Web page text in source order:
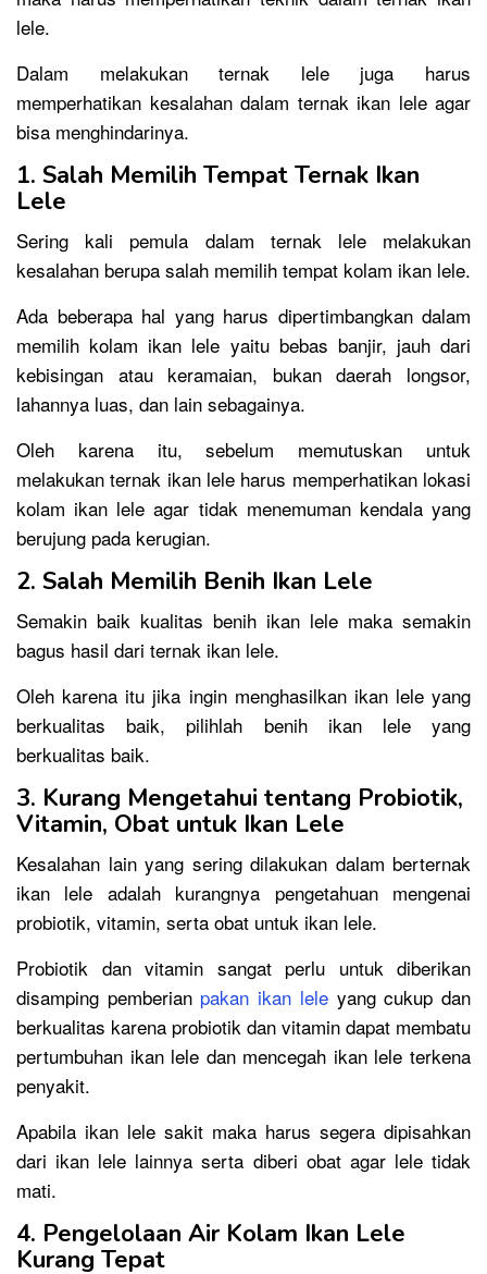
lele.
Dalam melakukan ternak lele juga harus
memperhatikan kesalahan dalam ternak ikan lele agar
bisa menghindarinya.
1. Salah Memilih Tempat Ternak Ikan
Lele
Sering kali pemula dalam ternak lele melakukan
kesalahan berupa salah memilih tempat kolam ikan lele.
Ada beberapa hal yang harus dipertimbangkan dalam
memilih kolam ikan lele yaitu bebas banjir, jauh dari
kebisingan atau keramaian, bukan daerah longsor,
lahannya luas, dan lain sebagainya.
Oleh karena itu, sebelum memutuskan untuk
melakukan ternak ikan lele harus memperhatikan lokasi
kolam ikan lele agar tidak menemuman kendala yang
berujung pada kerugian.
2. Salah Memilih Benih Ikan Lele
Semakin baik kualitas benih ikan lele maka semakin
bagus hasil dari ternak ikan lele.
Oleh karena itu jika ingin menghasilkan ikan lele yang
berkualitas baik, pilihlah benih ikan lele yang
berkualitas baik.
3. Kurang Mengetahui tentang Probiotik,
Vitamin, Obat untuk Ikan Lele
Kesalahan lain yang sering dilakukan dalam berternak
ikan lele adalah kurangnya pengetahuan mengenai
probiotik, vitamin, serta obat untuk ikan lele.
Probiotik dan vitamin sangat perlu untuk diberikan
disamping pemberian pakan ikan leleyang cukup dan
berkualitas karena probiotik dan vitamin dapat membatu
pertumbuhan ikan lele dan mencegah ikan lele terkena
penyakit.
Apabila ikan lele sakit maka harus segera dipisahkan
dari ikan lele lainnya serta diberi obat agar lele tidak
mati.
4. Pengelolaan Air Kolam Ikan Lele
Kurang Tepat